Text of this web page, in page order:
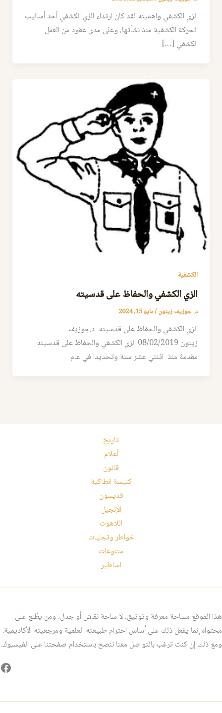
الزي الكشفي واهميته لقد كان ارتداء الزي الكشفي أحد أساليب
الحركة الكشفية منذ نشأتها، وعلى مدى عقود من العمل
الكشفي […]
الكشفية
الزي الكشفي والحفاظ على قدسيته
د. جوزيف زيتون/مايو 15, 2024
الزي الكشفي والحفاظ على قدسيته د.جوزيف
زيتون 08/02/2019 الزي الكشفي والحفاظ على قدسيته
مقدمة منذ اثنتي عشر سنة وتحديدا في عام
تاريخ
أعلام
قانون
كنيسة انطاكية
قديسون
الإنجيل
اللاهوت
خواطر وتجليات
متنوعات
اساطير
هذا الموقع مساحة معرفة وتوثيق، لا ساحة نقاش أو جدل، ومن يطّلع على
محتواه إنما يفعل ذلك على أساس احترام طبيعته العلمية ومرجعيته الأكاديمية.
ومع ذلك إن كنت ترغب بالتواصل معنا ننصح باستخدام صفحتنا على الفيسبوك.